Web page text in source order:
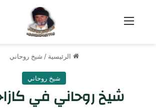
الرئيسية / شيخ روحاني
شيخ روحاني
شيخ روحاني في